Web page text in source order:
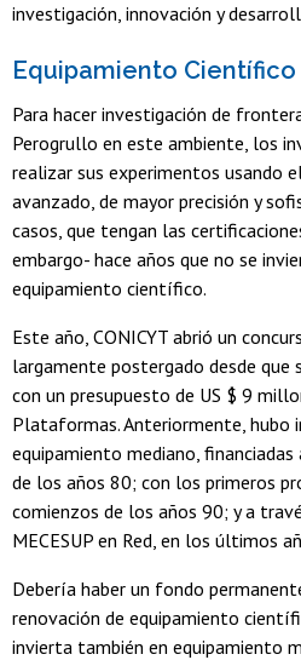
investigación, innovación y
Equipamiento Científico
Para hacer investigación de
Perogrullo en este ambiente, los
realizar sus experimentos usando
avanzado, de mayor precisión y
casos, que tengan las
embargo- hace años que no se
equipamiento científico.
Este año, CONICYT abrió un
largamente postergado desde que
con un presupuesto de US $ 9
Plataformas. Anteriormente, hubo
equipamiento mediano,
de los años 80; con los primeros
comienzos de los años 90; y a
MECESUP en Red, en los últimos
Debería haber un fondo
renovación de equipamiento
invierta también en equipamiento